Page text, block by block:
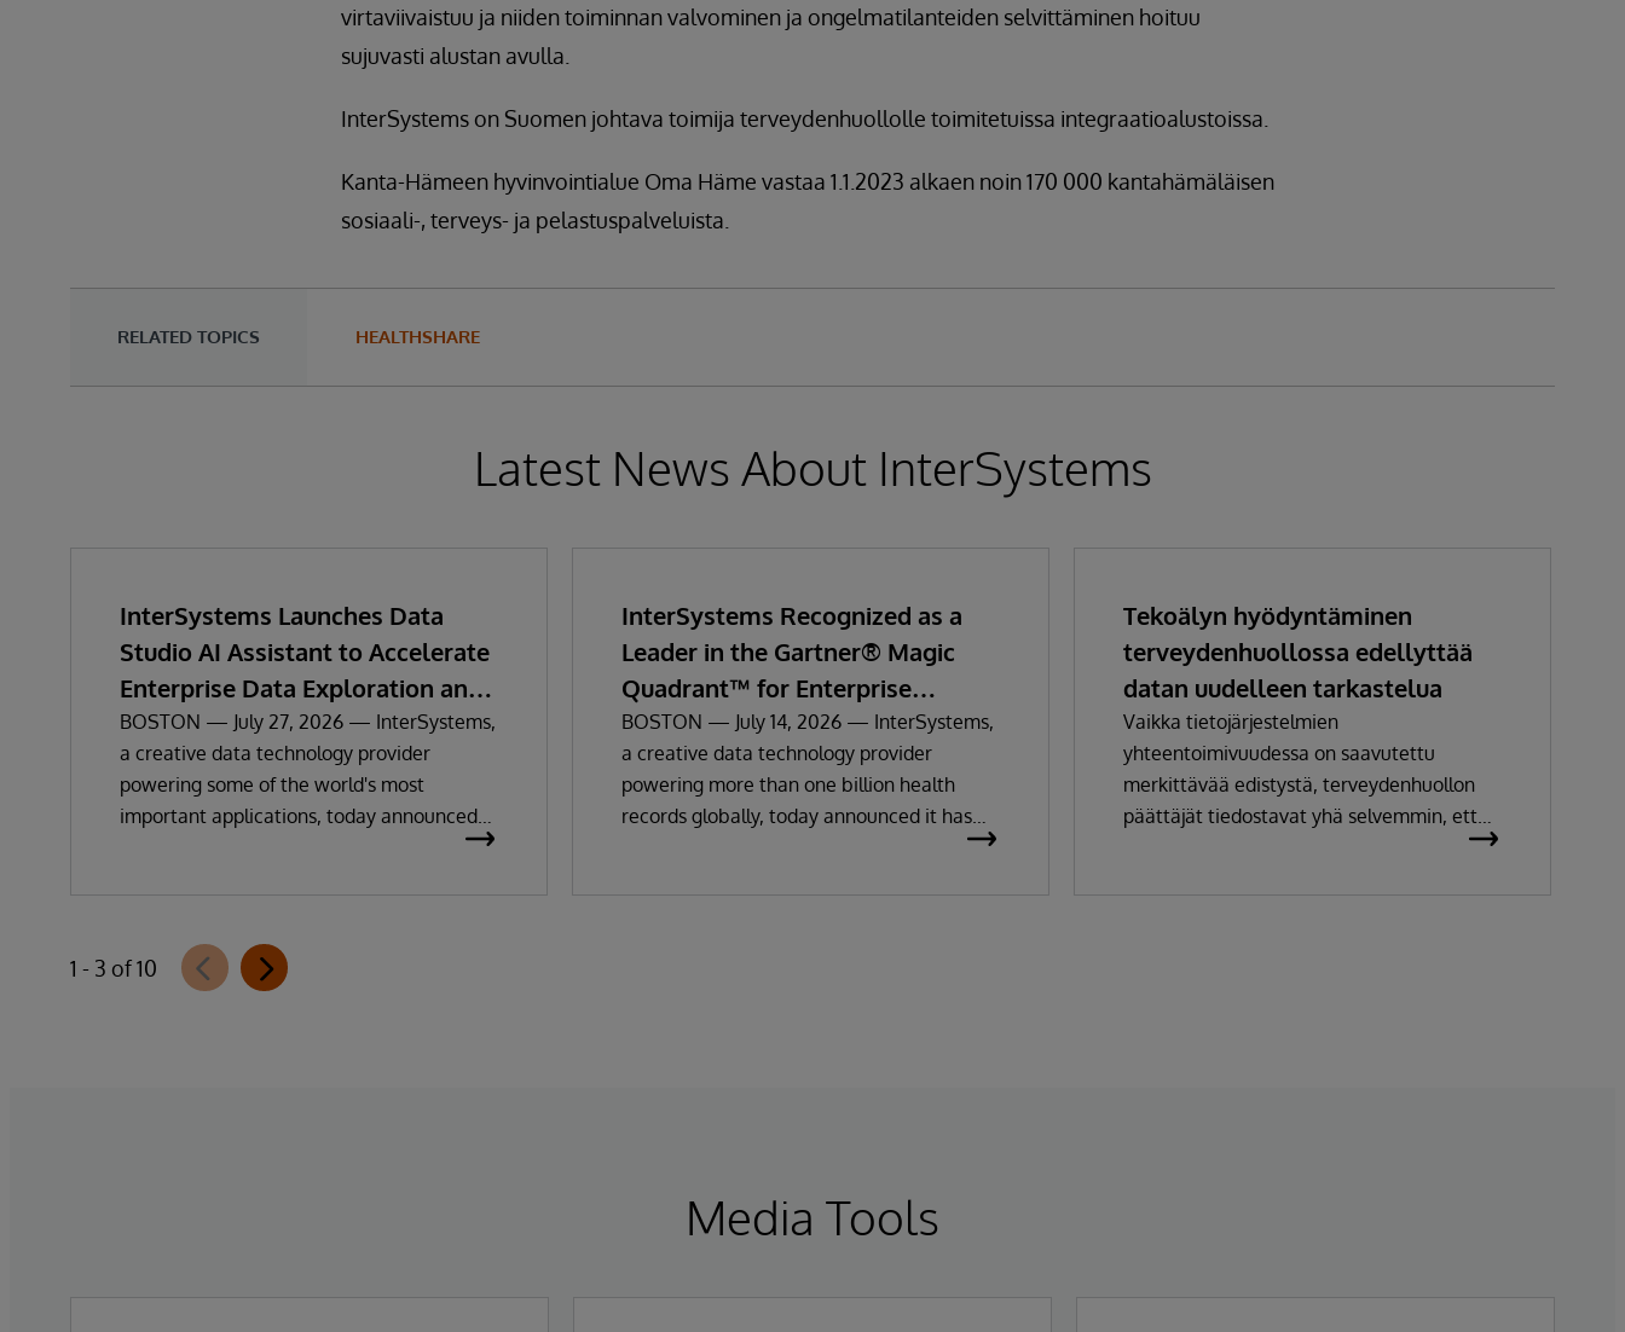
virtaviivaistuu ja niiden toiminnan valvominen ja ongelmatilanteiden selvittäminen hoituu
sujuvasti alustan avulla.
InterSystems on Suomen johtava toimija terveydenhuollolle toimitetuissa integraatioalustoissa.
Kanta-Hämeen hyvinvointialue Oma Häme vastaa 1.1.2023 alkaen noin 170 000 kantahämäläisen
sosiaali-, terveys- ja pelastuspalveluista.
RELATED TOPICS HEALTHSHARE
Latest News About InterSystems
InterSystems Launches Data
Studio AI Assistant to Accelerate
Enterprise Data Exploration and
Insights
BOSTON — July 27, 2026 — InterSystems,
a creative data technology provider
powering some of the world's most
important applications, today announced
InterSystems Data Studio that helps
organizations more easily understand,
InterSystems Recognized as a
Leader in the Gartner® Magic
Quadrant™ for Enterprise
Electronic Health Records
BOSTON — July 14, 2026 — InterSystems,
a creative data technology provider
powering more than one billion health
records globally, today announced it has
been recognized as a Leader in the 2026
Tekoälyn hyödyntäminen
terveydenhuollossa edellyttää
datan uudelleen tarkastelua
Vaikka tietojärjestelmien
yhteentoimivuudessa on saavutettu
merkittävää edistystä, terveydenhuollon
päättäjät tiedostavat yhä selvemmin, ettei
pelkkä tiedon siirtäminen järjestelmästä
1 - 3 of 10
Media Tools